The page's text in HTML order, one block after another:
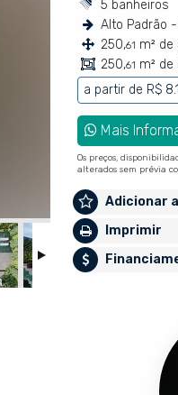
5 banheiros
Alto Padrão
250,61 m²
250,61 m² de
a partir de R$
Mais
Os preços,
alterados sem prévia
Adicionar
Imprimir